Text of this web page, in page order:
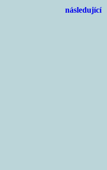
následující